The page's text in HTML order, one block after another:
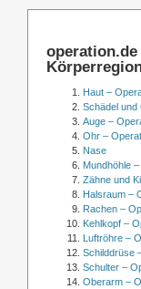
Haut –
Schädel und
Auge –
Ohr –
Nase
Mundhöhle
Zähne und
Halsraum –
Rachen –
Kehlkopf –
Luftröhre –
Schilddrüse
Schulter –
Oberarm –